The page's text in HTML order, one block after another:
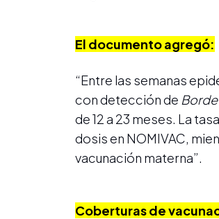
El documento agregó:
“Entre las semanas
con detección de
de 12 a 23 meses. La
dosis en NOMIVAC,
vacunación materna”.
Coberturas de